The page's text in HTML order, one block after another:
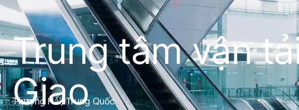
Trung tâm vận
Giao
Thượng Hải, Trung Quốc